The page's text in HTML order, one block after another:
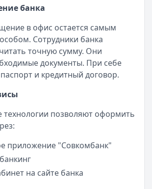
банка
в офис остается самым
Сотрудники банка
точную сумму. Они
документы. При себе
и кредитный договор.
позволяют оформить
приложение "Совкомбанк"
на сайте банка